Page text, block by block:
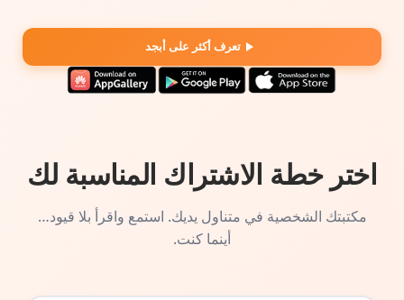
تعرف أكثر على أبجد
اختر خطة الاشتراك المناسبة لك
مكتبتك الشخصية في متناول يديك. استمع واقرأ بلا قيود…
أينما كنت.